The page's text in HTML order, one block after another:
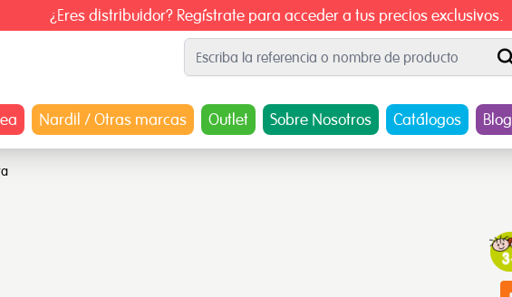
¿Eres distribuidor? Regístrate para acceder a tus precios exclusivos.
Nardil / Otras marcas Outlet Sobre Nosotros Catálogos Blog